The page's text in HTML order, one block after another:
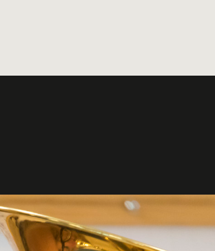
+ 33 (0) 1 30 98 51 30